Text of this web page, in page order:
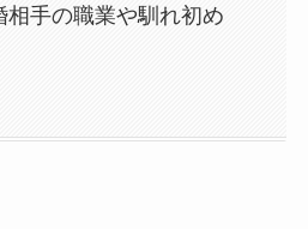
相手の職業や馴れ初め